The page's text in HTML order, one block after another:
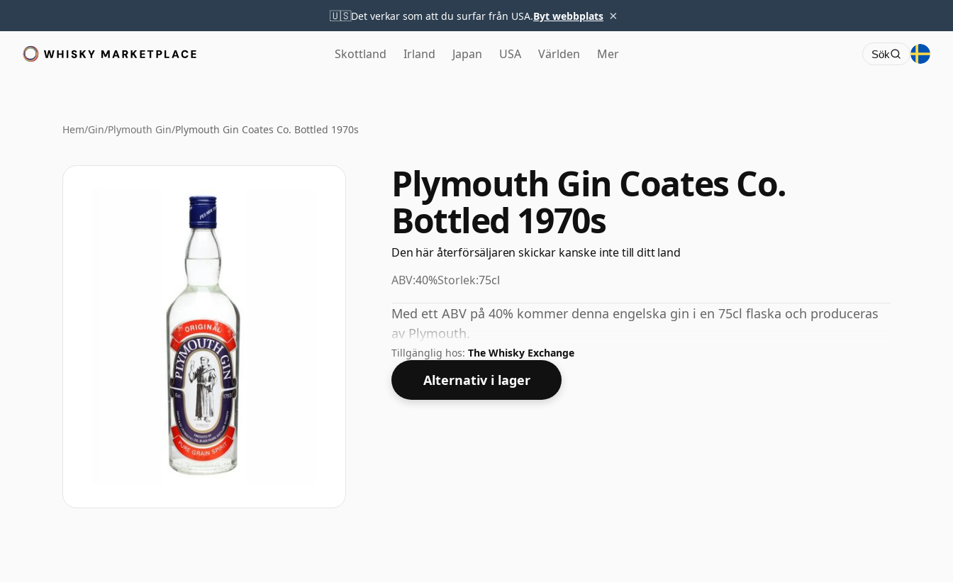
🇺🇸Det verkar som att du surfar från USA.Byt webbplats ×
Skottland Irland Japan USA Världen Mer Sök
Hem/Gin/Plymouth Gin/Plymouth Gin Coates Co. Bottled 1970s
Plymouth Gin Coates Co.
Bottled 1970s
Den här återförsäljaren skickar kanske inte till ditt land
ABV:40%Storlek:75cl
Med ett ABV på 40% kommer denna engelska gin i en 75cl flaska och produceras
av Plymouth.
Tillgänglig hos: The Whisky Exchange
Alternativ i lager